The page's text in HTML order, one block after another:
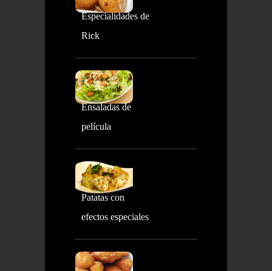
Especialidades de
Rick
Ensaladas de
película
Patatas con
efectos especiales